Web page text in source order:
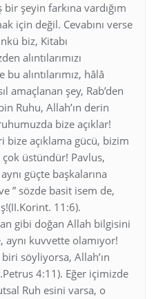
bir şeyin farkına vardığım
için değil. Cevabını verse
biz, Kitabı
alıntılarımızı
alıntılarımız, hâlâ
amaçlanan şey, Rab’den
Ruhu, Allah’ın derin
bize açıklar!
bize açıklama gücü, bizim
üstündür! Pavlus,
güçte başkalarına
” sözde basit isem de,
11:6).
gibi doğan Allah bilgisini
aynı kuvvette olamıyor!
söyliyorsa, Allah’ın
4:11). Eğer içimizde
Ruh esini varsa, o